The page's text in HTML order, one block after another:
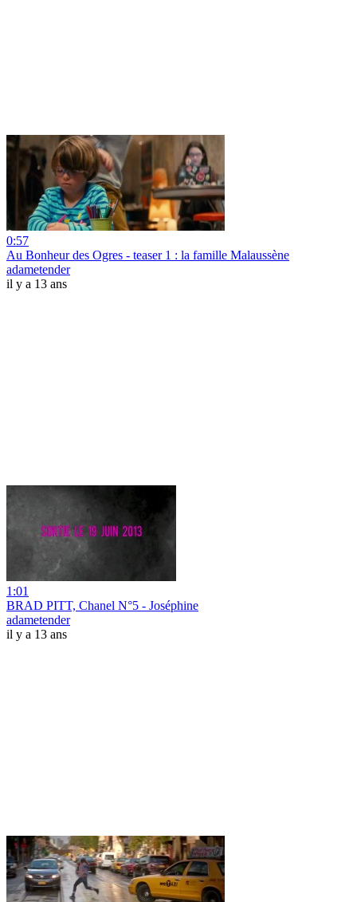
0:57
Au Bonheur des Ogres - teaser 1 : la famille Malaussène
adametender
il y a 13 ans
1:01
BRAD PITT, Chanel N°5 - Joséphine
adametender
il y a 13 ans